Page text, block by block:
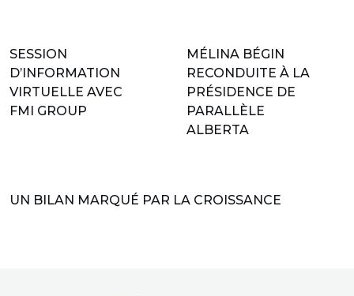
SESSION
D’INFORMATION
VIRTUELLE AVEC
FMI GROUP
MÉLINA BÉGIN
RECONDUITE À LA
PRÉSIDENCE DE
PARALLÈLE
ALBERTA
UN BILAN MARQUÉ PAR LA CROISSANCE